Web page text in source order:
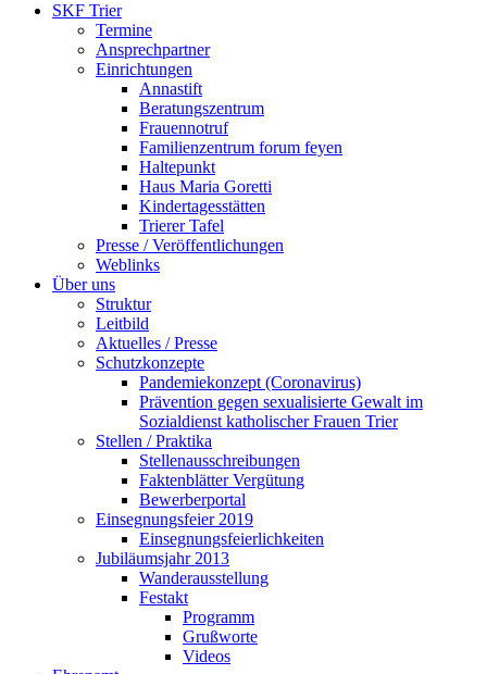
SKF Trier
Termine
Ansprechpartner
Einrichtungen
Annastift
Beratungszentrum
Frauennotruf
Familienzentrum forum feyen
Haltepunkt
Haus Maria Goretti
Kindertagesstätten
Trierer Tafel
Presse / Veröffentlichungen
Weblinks
Über uns
Struktur
Leitbild
Aktuelles / Presse
Schutzkonzepte
Pandemiekonzept (Coronavirus)
Prävention gegen sexualisierte Gewalt im
Sozialdienst katholischer Frauen Trier
Stellen / Praktika
Stellenausschreibungen
Faktenblätter Vergütung
Bewerberportal
Einsegnungsfeier 2019
Einsegnungsfeierlichkeiten
Jubiläumsjahr 2013
Wanderausstellung
Festakt
Programm
Grußworte
Videos